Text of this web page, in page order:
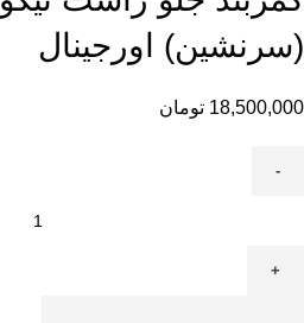
(سرنشین) اورجینال
18,500,000 تومان